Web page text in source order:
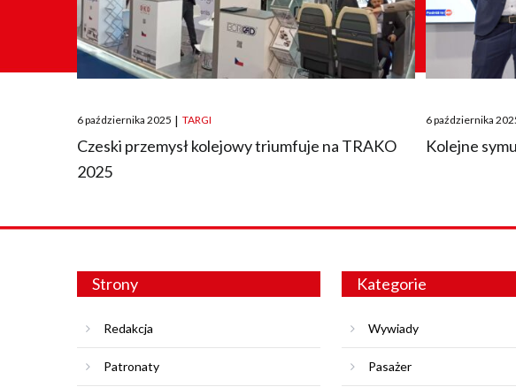
Posted
on
6 października 2025 | TARGI
Czeski przemysł kolejowy triumfuje na TRAKO
2025
Posted
on
6 października
Kolejne
Strony
Redakcja
Patronaty
Kategorie
Wywiady
Pasażer